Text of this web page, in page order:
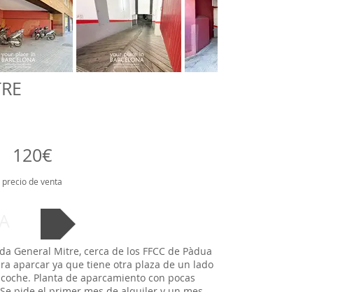
120€
precio de venta
General Mitre, cerca de los FFCC de Pàdua
aparcar ya que tiene otra plaza de un lado
Planta de aparcamiento con pocas